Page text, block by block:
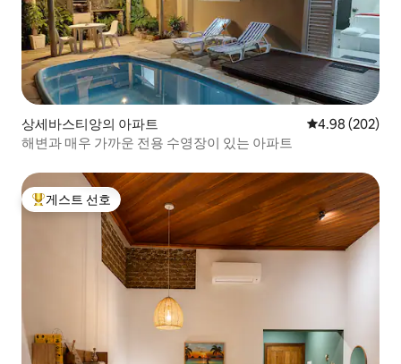
상세바스티앙의 아파트 평점 4.98점(5
4.98 (202)
해변과 매우 가까운 전용 수영장이 있는 아파트
상위 게스트 선호
게스트 선호